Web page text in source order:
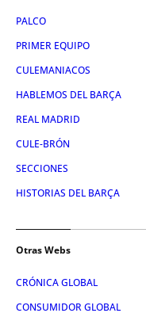
PALCO
PRIMER EQUIPO
CULEMANIACOS
HABLEMOS DEL BARÇA
REAL MADRID
CULE-BRÓN
SECCIONES
HISTORIAS DEL BARÇA
Otras Webs
CRÓNICA GLOBAL
CONSUMIDOR GLOBAL